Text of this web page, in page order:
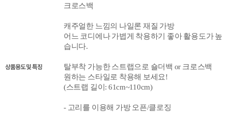
상품용도 및 특징
크로스백
캐주얼한 느낌의 나일론 재질 가방
어느 코디에나 가볍게 착용하기 좋아 활용도가 높
습니다.
탈부착 가능한 스트랩으로 숄더백 or 크로스백
원하는 스타일로 착용해 보세요!
(스트랩 길이: 61cm~110cm)
- 고리를 이용해 가방 오픈/클로징